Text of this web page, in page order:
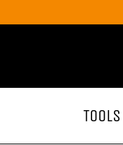
TOOLS